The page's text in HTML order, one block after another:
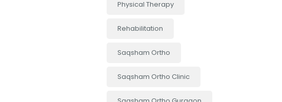
Physical Therapy
Rehabilitation
Saqsham Ortho
Saqsham Ortho Clinic